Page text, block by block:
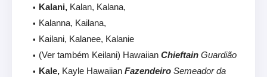
Kalani, Kalan, Kalana,
Kalanna, Kailana,
Kailani, Kalanee, Kalanie
(Ver também Keilani) Hawaiian Chieftain Guardião
Kale, Kayle Hawaiian Fazendeiro Semeador da